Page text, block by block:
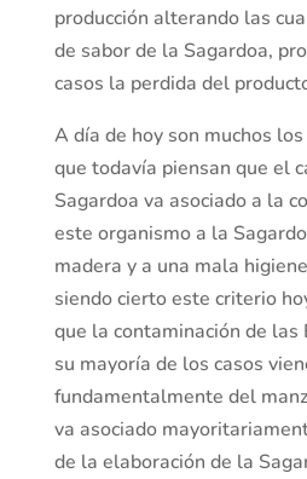
producción alterando las
de sabor de la Sagardoa,
casos la perdida del
A día de hoy son muchos
que todavía piensan que el
Sagardoa va asociado a la
este organismo a la
madera y a una mala
siendo cierto este criterio
que la contaminación de las
su mayoría de los casos
fundamentalmente del
va asociado
de la elaboración de la